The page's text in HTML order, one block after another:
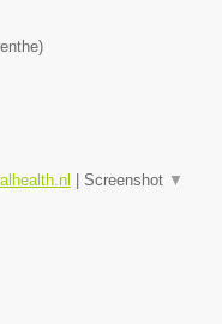
)
Screenshot ▼